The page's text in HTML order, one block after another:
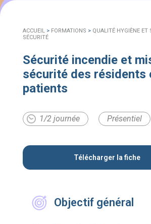
ACCUEIL> FORMATIONS > QUALITÉ HYGIÈNE ET
SÉCURITÉ
Sécurité incendie et
sécurité des résidents
patients
1/2 journée Présentiel
Télécharger la fiche
Objectif général